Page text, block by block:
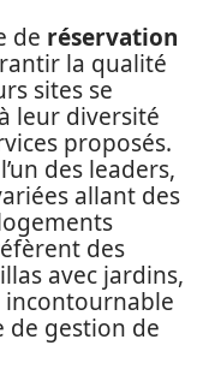
de réservation
la qualité
sites se
leur diversité
proposés.
des leaders,
allant des
des
avec jardins,
incontournable
de gestion de